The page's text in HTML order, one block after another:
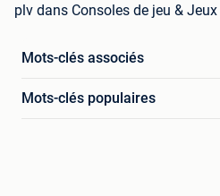
plv dans Consoles de jeu &
Mots-clés associés
Mots-clés populaires